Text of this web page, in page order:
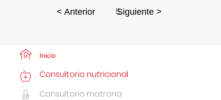
< Anterior 5
Siguiente >
Inicio
Consultorio nutricional
Consultorio matrona